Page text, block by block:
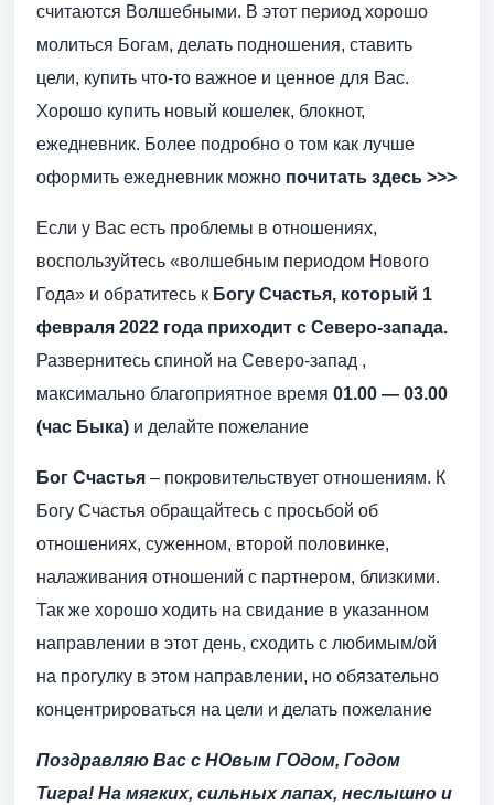
считаются Волшебными. В этот период хорошо
молиться Богам, делать подношения, ставить
цели, купить что-то важное и ценное для Вас.
Хорошо купить новый кошелек, блокнот,
ежедневник. Более подробно о том как лучше
оформить ежедневник можно почитать здесь >>>
Если у Вас есть проблемы в отношениях,
воспользуйтесь «волшебным периодом Нового
Года» и обратитесь к Богу Счастья, который 1
февраля 2022 года приходит с Северо-запада.
Развернитесь спиной на Северо-запад ,
максимально благоприятное время 01.00 — 03.00
(час Быка) и делайте пожелание
Бог Счастья – покровительствует отношениям. К
Богу Счастья обращайтесь с просьбой об
отношениях, суженном, второй половинке,
налаживания отношений с партнером, близкими.
Так же хорошо ходить на свидание в указанном
направлении в этот день, сходить с любимым/ой
на прогулку в этом направлении, но обязательно
концентрироваться на цели и делать пожелание
Поздравляю Вас с НОвым ГОдом, Годом
Тигра! На мягких, сильных лапах, неслышно и